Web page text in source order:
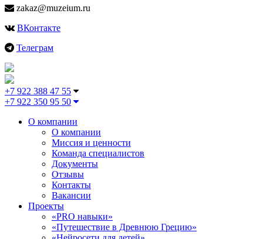
zakaz@muzeium.ru
ВКонтакте
Телеграм
+7 922 388 47 55
+7 922 350 95 50
О компании
О компании
Миссия и ценности
Команда специалистов
Документы
Отзывы
Контакты
Вакансии
Проекты
«PRO навыки»
«Путешествие в Древнюю Грецию»